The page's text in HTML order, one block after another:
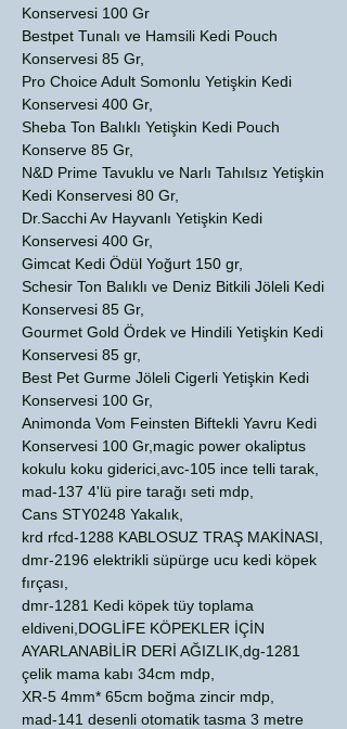
Konservesi 100 Gr
Bestpet Tunalı ve Hamsili Kedi Pouch
Konservesi 85 Gr,
Pro Choice Adult Somonlu Yetişkin Kedi
Konservesi 400 Gr,
Sheba Ton Balıklı Yetişkin Kedi Pouch
Konserve 85 Gr,
N&D Prime Tavuklu ve Narlı Tahılsız Yetişkin
Kedi Konservesi 80 Gr,
Dr.Sacchi Av Hayvanlı Yetişkin Kedi
Konservesi 400 Gr,
Gimcat Kedi Ödül Yoğurt 150 gr,
Schesir Ton Balıklı ve Deniz Bitkili Jöleli Kedi
Konservesi 85 Gr,
Gourmet Gold Ördek ve Hindili Yetişkin Kedi
Konservesi 85 gr,
Best Pet Gurme Jöleli Cigerli Yetişkin Kedi
Konservesi 100 Gr,
Animonda Vom Feinsten Biftekli Yavru Kedi
Konservesi 100 Gr,magic power okaliptus
kokulu koku giderici,avc-105 ince telli tarak,
mad-137 4'lü pire tarağı seti mdp,
Cans STY0248 Yakalık,
krd rfcd-1288 KABLOSUZ TRAŞ MAKİNASI,
dmr-2196 elektrikli süpürge ucu kedi köpek
fırçası,
dmr-1281 Kedi köpek tüy toplama
eldiveni,DOGLİFE KÖPEKLER İÇİN
AYARLANABİLİR DERİ AĞIZLIK,dg-1281
çelik mama kabı 34cm mdp,
XR-5 4mm* 65cm boğma zincir mdp,
mad-141 desenli otomatik tasma 3 metre